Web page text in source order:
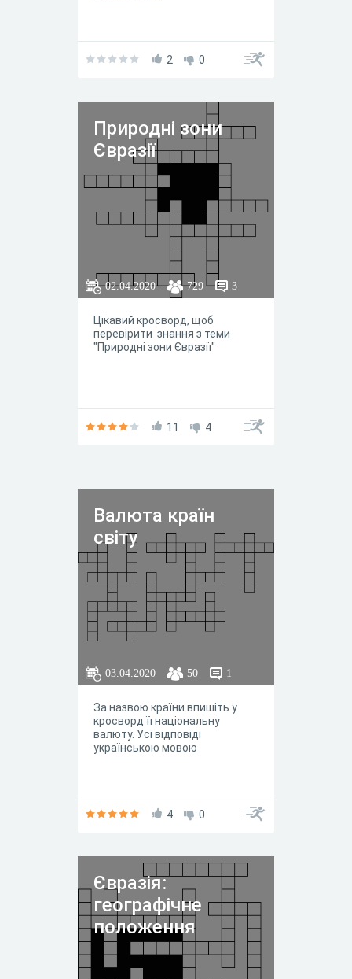
2 0
Природні зони
Євразії
02.04.2020 729 3
Цікавий кросворд, щоб
перевірити знання з теми
"Природні зони Євразії"
11 4
Валюта країн
світу
03.04.2020 50 1
За назвою країни впишіть у
кросворд її національну
валюту. Усі відповіді
українською мовою
4 0
Євразія:
географічне
положення